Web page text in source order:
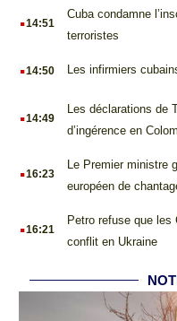
.14:51
Cuba condamne
terroristes
.14:50 Les infirmiers
.14:49
Les déclarations de
d’ingérence en
.16:23
Le Premier ministre
européen de
.16:21
Petro refuse que les
conflit en Ukraine